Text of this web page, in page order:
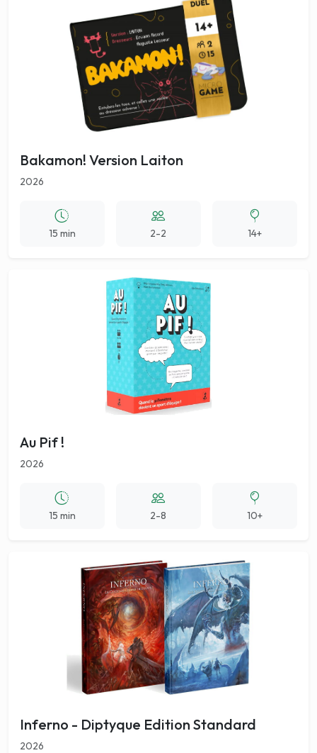
Bakamon! Version Laiton
2026
15 min 2-2 14+
Au Pif !
2026
15 min 2-8 10+
Inferno - Diptyque Edition Standard
2026